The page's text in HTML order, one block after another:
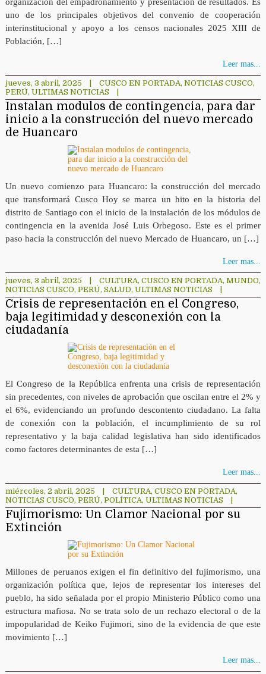
organización del empadronamiento y presentación de resultados. Es
uno de los principales objetivos del convenio de cooperación
interinstitucional y apoyo a los censos nacionales 2025 XIII de
Población, […]
Leer mas...
jueves, 3 abril, 2025 CUSCO EN PORTADA, NOTICIAS CUSCO,
PERÚ, ULTIMAS NOTICIAS
Instalan modulos de contingencia, para dar
inicio a la construcción del nuevo mercado
de Huancaro
Un nuevo comienzo para Huancaro: la construcción del mercado
que transformará Cusco Hoy se marca un hito en la historia del
distrito de Santiago con el inicio de la instalación de los módulos de
contingencia en la avenida José Luis Orbegoso. Este es el primer
paso hacia la construcción del nuevo Mercado de Huancaro, un […]
Leer mas...
jueves, 3 abril, 2025 CULTURA, CUSCO EN PORTADA, MUNDO,
NOTICIAS CUSCO, PERÚ, SALUD, ULTIMAS NOTICIAS
Crisis de representación en el Congreso,
baja legitimidad y desconexión con la
ciudadanía
El Congreso de la República enfrenta una crisis de representación
sin precedentes, con niveles de aprobación que oscilan entre el 2% y
el 6%, evidenciando un profundo descontento ciudadano. La falta
de conexión con la población, el incumplimiento de su rol
representativo y la baja calidad legislativa han sido identificados
como factores determinantes de esta […]
Leer mas...
miércoles, 2 abril, 2025 CULTURA, CUSCO EN PORTADA,
NOTICIAS CUSCO, PERÚ, POLÍTICA, ULTIMAS NOTICIAS
Fujimorismo: Un Clamor Nacional por su
Extinción
Millones de peruanos exigen el fin definitivo del fujimorismo, una
organización política que, lejos de representar los intereses del
pueblo, ha sido señalada por el propio Ministerio Público como una
estructura mafiosa. No se trata solo de un rechazo electoral o de la
impopularidad de Keiko Fujimori, sino de la evidencia de que este
movimiento […]
Leer mas...